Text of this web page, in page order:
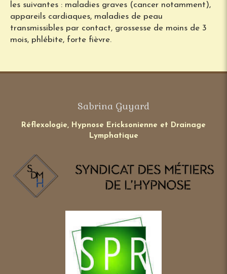
les suivantes : maladies graves (cancer notamment),
appareils cardiaques, maladies de peau
transmissibles par contact, grossesse de moins de 3
mois, phlébite, forte fièvre.
Sabrina Guyard
Réflexologie, Hypnose Ericksonienne et Drainage
Lymphatique
Lien